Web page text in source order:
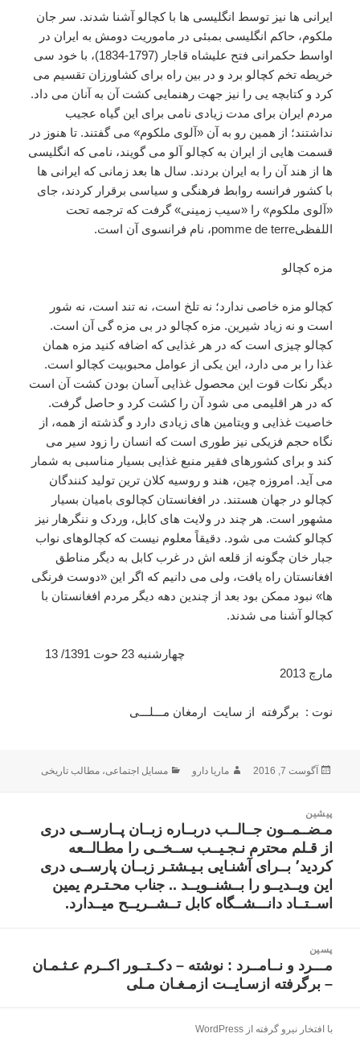
ایرانی ها نیز توسط انگلیسی ها با کچالو آشنا شدند. سر جان
ملکوم، حاکم انگلیسی بمبئی در ماموریت دومش به ایران در
اواسط حکمرانی فتح علیشاه قاجار (1797-1834)، با خود سی
خریطه تخم کچالو برد و در بین راه برای کشاورزان تقسیم می
کرد و کتابچه یی را نیز جهت رهنمایی کشت آن به آنان می داد.
مردم ایران برای مدت زیادی نامی برای این گیاه عجیب
نداشتند؛ از همین رو به آن «آلوی ملکوم» می گفتند. تا هنوز در
قسمت هایی از ایران به کچالو آلو می گویند، نامی که انگلیسی
ها از هند آن را به ایران بردند. سال ها بعد زمانی که ایرانی ها
با کشور فرانسه روابط فرهنگی و سیاسی برقرار کردند، جای
«آلوی ملکوم» را «سیب زمینی» گرفت که ترجمه تحت
اللفظیpomme de terre، نام فرانسوی آن است.
مزه کچالو
کچالو مزه خاصی ندارد؛ نه تلخ است، نه تند است، نه شور
است و نه زیاد شیرین. مزه کچالو در بی مزه گی آن است.
کچالو چیزی است که در هر غذایی که اضافه کنید مزه همان
غذا را بر می دارد، این یکی از عوامل محبوبیت کچالو است.
دیگر نکات قوت این محصول غذایی آسان بودن کشت آن است
که در هر اقلیمی می شود آن را کشت کرد و حاصل گرفت.
خاصیت غذایی و ویتامین های زیادی دارد و گذشته از همه، از
نگاه حجم فزیکی نیز طوری است که انسان را زود سیر می
کند و برای کشورهای فقیر منبع غذایی بسیار مناسبی به شمار
می آید. امروزه چین، هند و روسیه کلان ترین تولید کنندگان
کچالو در جهان هستند. در افغانستان کچالوی بامیان بسیار
مشهور است. هر چند در ولایت های کابل، وردک و ننگرهار نیز
کچالو کشت می شود. دقیقاً معلوم نیست که کچالوهای نواب
جبار خان چگونه از قلعه اش در غرب کابل به دیگر مناطق
افغانستان راه یافت، ولی می دانیم که اگر این «دوست فرنگی
ها» نبود ممکن بود بعد از چندین دهه دیگر مردم افغانستان با
کچالو آشنا می شدند.
چهارشنبه 23 حوت 1391/ 13
مارچ 2013
نوت : برگرفته از سایت ارمغان مـــلـــی
ارسال
آگوست 7, 2016 نویسنده
ماریا دارو دسته‌ها
مسایل اجتماعی،مطالب تاریخی
نوشتهپیشین
نوشته
قبلی:
مـضــمــون جــالــب دربــاره زبــان پــارســی دری
از قـلم محترم نـجـیــب ســخــی را مطـالــعه
کردید٬ بــرای آشنـایی بـیـشتـر زبــان پارســی دری
این ویــدیــو را بــشنــویــد .. جناب محـتـرم یمین
اســتــاد دانـــشــگاه کابل تــشــریــح میــدارد.
پسین
نوشته
بعدی:
مـــرد و نــامــرد : نوشته – دکــتــور اکــرم عـثـمـان
– برگرفته ازسـایــت ازمـغـان مـلی
با افتخار نیرو گرفته از WordPress